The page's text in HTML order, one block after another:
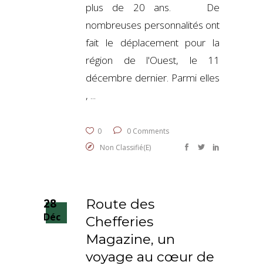
plus de 20 ans. De
nombreuses personnalités ont
fait le déplacement pour la
région de l'Ouest, le 11
décembre dernier. Parmi elles
,
0
0 Comments
Non Classifié(e)
28
Déc
Route des
Chefferies
Magazine, un
voyage au cœur de